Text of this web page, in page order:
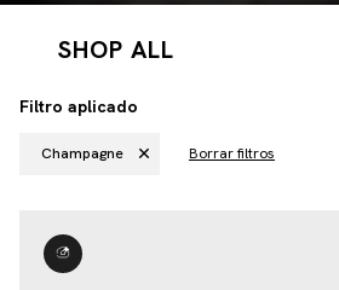
SHOP ALL
Filtro aplicado
Champagne Borrar filtros